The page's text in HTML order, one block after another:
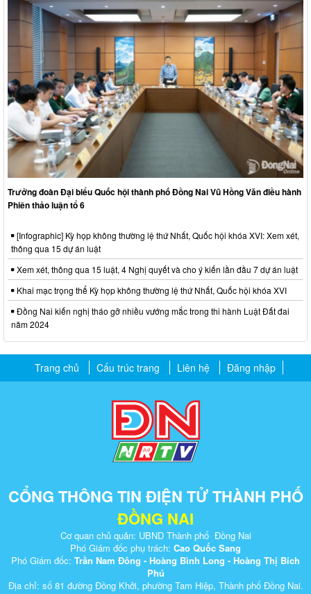
Trưởng đoàn Đại biểu Quốc hội thành phố Đồng Nai Vũ Hồng Văn điều hành
Phiên thảo luận tổ 6
[Infographic] Kỳ họp không thường lệ thứ Nhất, Quốc hội khóa XVI: Xem xét,
thông qua 15 dự án luật
Xem xét, thông qua 15 luật, 4 Nghị quyết và cho ý kiến lần đầu 7 dự án luật
Khai mạc trọng thể Kỳ họp không thường lệ thứ Nhất, Quốc hội khóa XVI
Đồng Nai kiến nghị tháo gỡ nhiều vướng mắc trong thi hành Luật Đất đai
năm 2024
Trang chủ Cấu trúc trang Liên hệ Đăng nhập
CỔNG THÔNG TIN ĐIỆN TỬ THÀNH PHỐ
ĐỒNG NAI
Cơ quan chủ quản: UBND Thành phố Đồng Nai
Phó Giám đốc phụ trách: Cao Quốc Sang
Phó Giám đốc: Trần Nam Đông - Hoàng Bình Long - Hoàng Thị Bích
Phú
Địa chỉ: số 81 đường Đồng Khởi, phường Tam Hiệp, Thành phố Đồng Nai.